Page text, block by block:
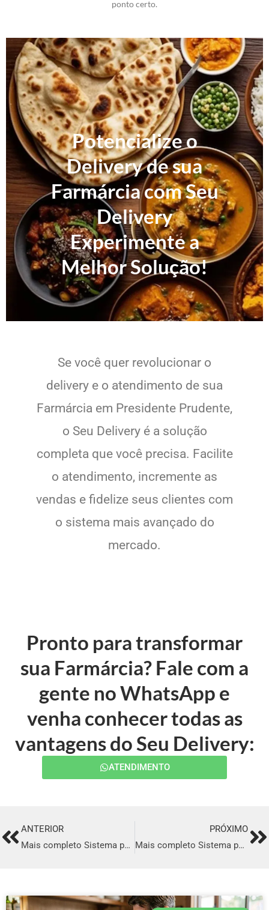
ponto certo.
Potencialize o
Delivery de sua
Farmárcia com Seu
Delivery
Experimente a
Melhor Solução!
Se você quer revolucionar o
delivery e o atendimento de sua
Farmárcia em Presidente Prudente,
o Seu Delivery é a solução
completa que você precisa. Facilite
o atendimento, incremente as
vendas e fidelize seus clientes com
o sistema mais avançado do
mercado.
Pronto para transformar
sua Farmárcia? Fale com a
gente no WhatsApp e
venha conhecer todas as
vantagens do Seu Delivery:
ATENDIMENTO
PrevANTERIOR
Mais completo Sistema para Delivery em Araraquara
PRÓXIMO
Mais completo Sistema para Delivery em Macaé